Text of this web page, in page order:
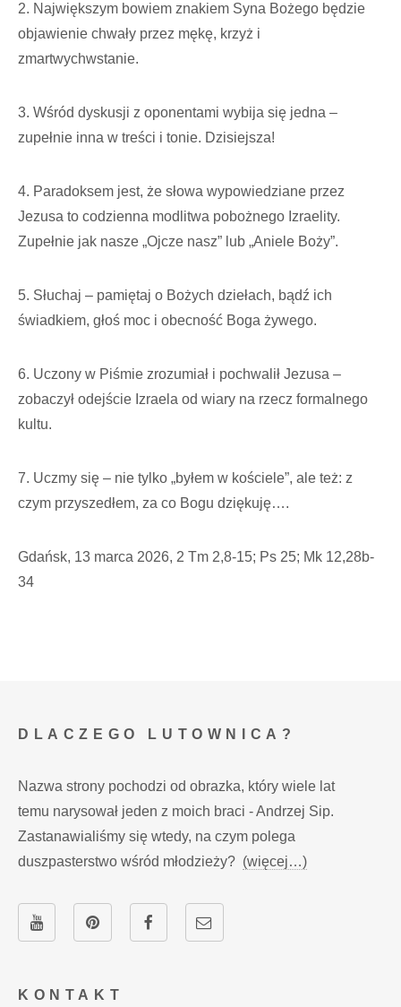
2. Największym bowiem znakiem Syna Bożego będzie
objawienie chwały przez mękę, krzyż i
zmartwychwstanie.
3. Wśród dyskusji z oponentami wybija się jedna –
zupełnie inna w treści i tonie. Dzisiejsza!
4. Paradoksem jest, że słowa wypowiedziane przez
Jezusa to codzienna modlitwa pobożnego Izraelity.
Zupełnie jak nasze „Ojcze nasz” lub „Aniele Boży”.
5. Słuchaj – pamiętaj o Bożych dziełach, bądź ich
świadkiem, głoś moc i obecność Boga żywego.
6. Uczony w Piśmie zrozumiał i pochwalił Jezusa –
zobaczył odejście Izraela od wiary na rzecz formalnego
kultu.
7. Uczmy się – nie tylko „byłem w kościele”, ale też: z
czym przyszedłem, za co Bogu dziękuję….
Gdańsk, 13 marca 2026, 2 Tm 2,8-15; Ps 25; Mk 12,28b-
34
KONTAKT
DLACZEGO LUTOWNICA?
Nazwa strony pochodzi od obrazka, który wiele lat
temu narysował jeden z moich braci - Andrzej Sip.
Zastanawialiśmy się wtedy, na czym polega
duszpasterstwo wśród młodzieży? (więcej…)